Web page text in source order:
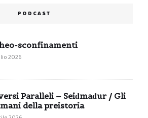
PODCAST
sconfinamenti
2026
Paralleli – Seiđmađur / Gli
della preistoria